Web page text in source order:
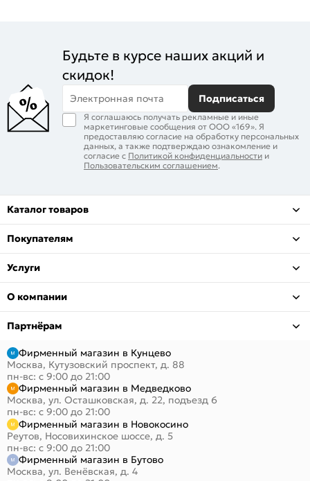
Будьте в курсе наших акций и
скидок!
Электронная почта Подписаться
Я соглашаюсь получать рекламные и иные
маркетинговые сообщения от ООО «169». Я
предоставляю согласие на обработку персональных
данных, а также подтверждаю ознакомление и
согласие с Политикой конфиденциальности и
Пользовательским соглашением.
Каталог товаров
Покупателям
Услуги
О компании
Партнёрам
Фирменный магазин в Кунцево
Москва, Кутузовский проспект, д. 88
пн-вс: с 9:00 до 21:00
Фирменный магазин в Медведково
Москва, ул. Осташковская, д. 22, подъезд 6
пн-вс: с 9:00 до 21:00
Фирменный магазин в Новокосино
Реутов, Носовихинское шоссе, д. 5
пн-вс: с 9:00 до 21:00
Фирменный магазин в Бутово
Москва, ул. Венёвская, д. 4